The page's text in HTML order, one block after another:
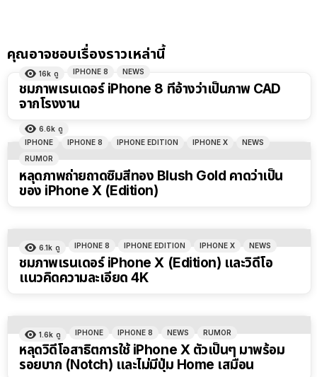
คุณอาจชอบเรื่องราวเหล่านี้
16k ดู IPHONE 8 NEWS
ชมภาพเรนเดอร์ iPhone 8 ที่อ้างว่าเป็นภาพ CAD
จากโรงงาน
6.6k ดู
IPHONE
IPHONE 8 IPHONE EDITION IPHONE X
NEWS
RUMOR
หลุดภาพถ่ายถาดซิมสีทอง Blush Gold คาดว่าเป็น
ของ iPhone X (Edition)
6.1k ดู IPHONE 8 IPHONE EDITION IPHONE X NEWS
ชมภาพเรนเดอร์ iPhone X (Edition) และวิดีโอ
แนวคิดความละเอียด 4K
1.6k ดู IPHONE IPHONE 8 NEWS RUMOR
หลุดวิดีโอสาธิตการใช้ iPhone X ตัวเป็นๆ มาพร้อม
รอยบาก (Notch) และไม่มีปุ่ม Home เสมือน